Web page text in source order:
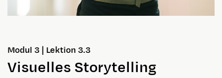
Modul 3 | Lektion 3.3
Visuelles Storytelling